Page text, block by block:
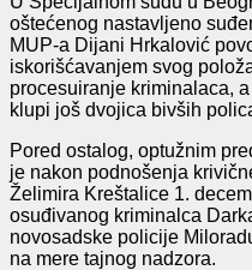
oštećenog nastavljeno
MUP-a Dijani Hrkalović
iskorišćavanjem svog
procesuiranje kriminalaca,
klupi još dvojica bivših
Pored ostalog, optužnim
je nakon podnošenja
Želimira Kreštalice 1.
osuđivanog kriminalca
novosadske policije
na mere tajnog nadzora.